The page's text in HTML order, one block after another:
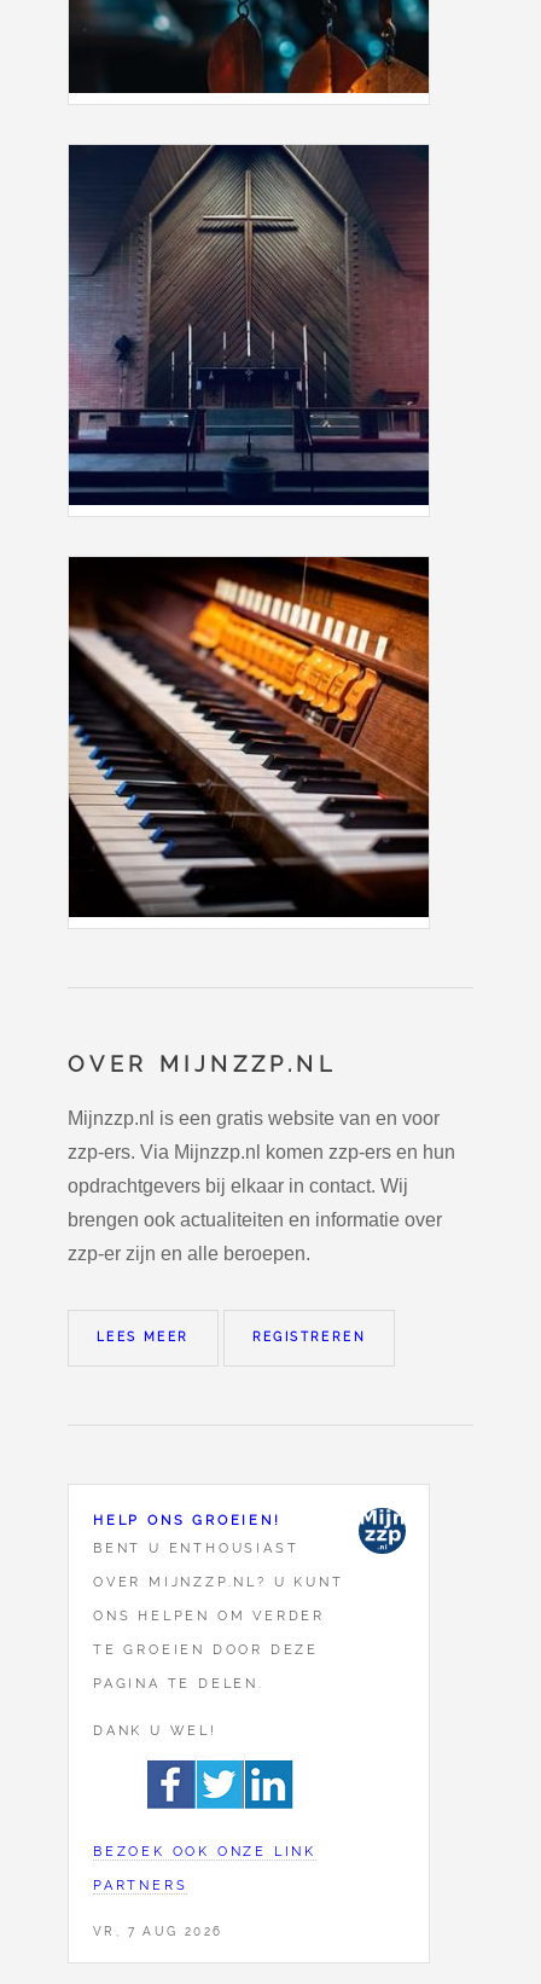
OVER MIJNZZP.NL
Mijnzzp.nl is een gratis website van en voor
zzp-ers. Via Mijnzzp.nl komen zzp-ers en hun
opdrachtgevers bij elkaar in contact. Wij
brengen ook actualiteiten en informatie over
zzp-er zijn en alle beroepen.
LEES MEER REGISTREREN
HELP ONS GROEIEN!
BENT U ENTHOUSIAST
OVER MIJNZZP.NL? U KUNT
ONS HELPEN OM VERDER
TE GROEIEN DOOR DEZE
PAGINA TE DELEN.
DANK U WEL!
BEZOEK OOK ONZE LINK
PARTNERS
VR, 7 AUG 2026